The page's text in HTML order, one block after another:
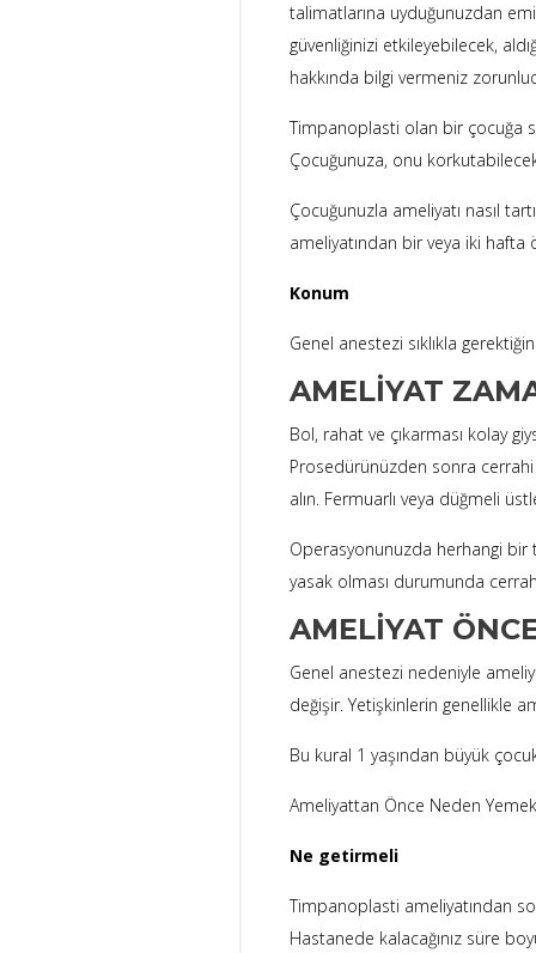
talimatlarına uyduğunuzdan
güvenliğinizi etkileyebilecek,
hakkında bilgi vermeniz
Timpanoplasti olan bir çocuğa
Çocuğunuza, onu
Çocuğunuzla ameliyatı nasıl
ameliyatından bir veya iki hafta
Konum
Genel anestezi sıklıkla
AMELIYAT
Bol, rahat ve çıkarması kolay
Prosedürünüzden sonra cerrahi
alın. Fermuarlı veya düğmeli
Operasyonunuzda herhangi bir
yasak olması durumunda
AMELIYAT
Genel anestezi nedeniyle
değişir. Yetişkinlerin genellikle
Bu kural 1 yaşından büyük
Ameliyattan Önce Neden
Ne getirmeli
Timpanoplasti ameliyatından
Hastanede kalacağınız süre